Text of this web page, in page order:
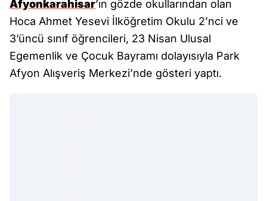
Afyonkarahisar’ın gözde okullarından olan
Hoca Ahmet Yesevi İlköğretim Okulu 2’nci ve
3’üncü sınıf öğrencileri, 23 Nisan Ulusal
Egemenlik ve Çocuk Bayramı dolayısıyla Park
Afyon Alışveriş Merkezi’nde gösteri yaptı.